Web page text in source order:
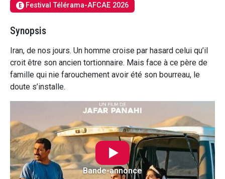
E Festival Télérama-AFCAE 2026
Synopsis
Iran, de nos jours. Un homme croise par hasard celui qu’il
croit être son ancien tortionnaire. Mais face à ce père de
famille qui nie farouchement avoir été son bourreau, le
doute s’installe.
Bande-annonce